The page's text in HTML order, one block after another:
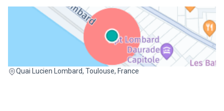
Quai Lucien Lombard, Toulouse, France
(Lien externe)